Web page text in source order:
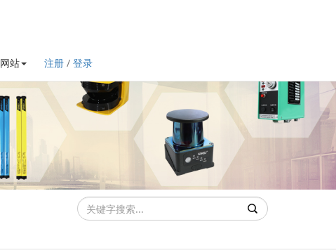
站 注册 / 登录